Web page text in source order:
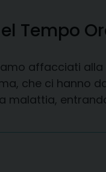
Tempo
affacciati
che ci hanno
malattia,